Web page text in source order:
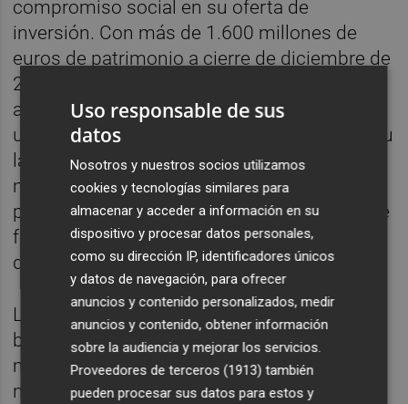
compromiso social en su oferta de
inversión. Con más de 1.600 millones de
euros de patrimonio a cierre de diciembre de
2025, el fondo promueve características
ambientales y sociales y, además, mantiene
un marcado componente solidario. Desde su
lanzamiento en 1999 ha donado más de 7,7
millones de euros para impulsar 144
proyectos solidarios, que han beneficiado de
forma directa a más de 100.000 personas y
de manera indirecta a más de 500.000.
La edición de 2026 consolida este recorrido
bajo el lema invertir hoy para proteger el
mañana. En esta convocatoria se repartirán
nuevamente un millón de euros a través de
Uso responsable de sus
datos
Nosotros y nuestros socios utilizamos
cookies y tecnologías similares para
almacenar y acceder a información en su
dispositivo y procesar datos personales,
como su dirección IP, identificadores únicos
y datos de navegación, para ofrecer
anuncios y contenido personalizados, medir
anuncios y contenido, obtener información
sobre la audiencia y mejorar los servicios.
Proveedores de terceros (1913) también
pueden procesar sus datos para estos y